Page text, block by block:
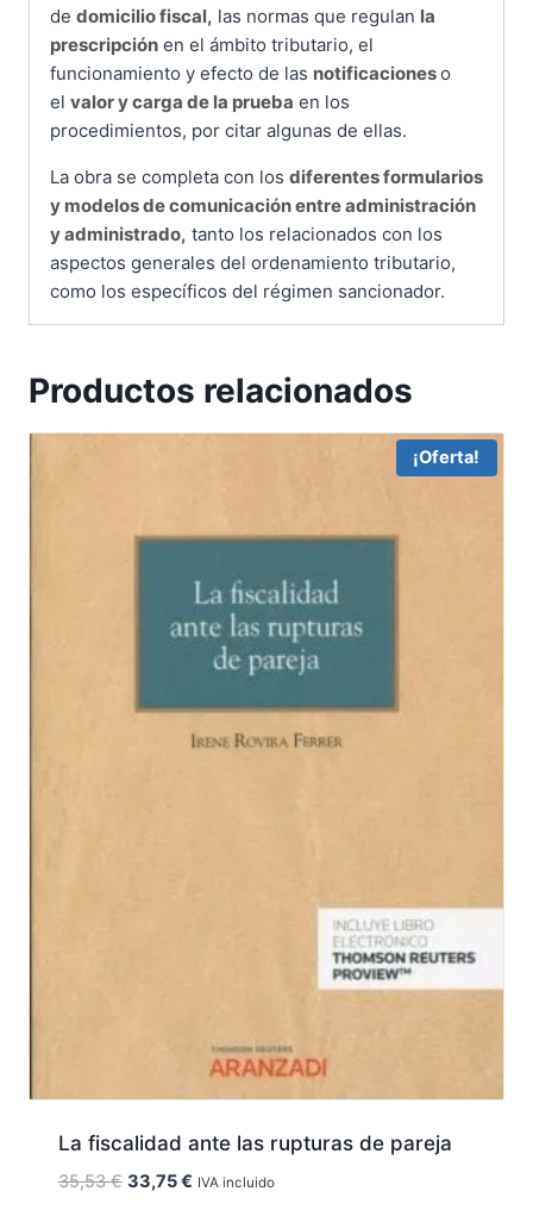
de domicilio fiscal, las normas que regulan la
prescripción en el ámbito tributario, el
funcionamiento y efecto de las notificacioneso
el valor y carga de la prueba en los
procedimientos, por citar algunas de ellas.
La obra se completa con los diferentes formularios
y modelos de comunicación entre administración
y administrado, tanto los relacionados con los
aspectos generales del ordenamiento tributario,
como los específicos del régimen sancionador.
Productos relacionados
¡Oferta!
La fiscalidad ante las rupturas de pareja
35,53€ El
33,75€ElIVA incluido